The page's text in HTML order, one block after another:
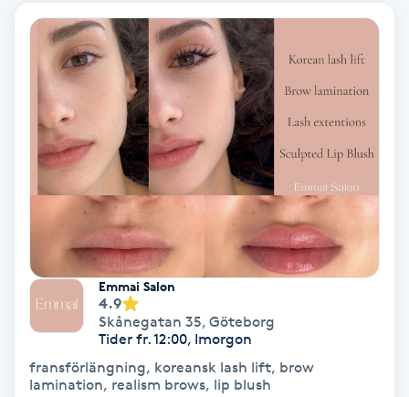
Pigmentbehandling
Pigmentfläckar
Plastikkirurgi
Powder brows
Power Yoga
PRP (Platelet Rich Plasma)
PRX-T33
Psoriasis
Emmai Salon
4.9
Skånegatan 35, Göteborg
Tider fr. 12:00, Imorgon
fransförlängning, koreansk lash lift, brow
lamination, realism brows, lip blush